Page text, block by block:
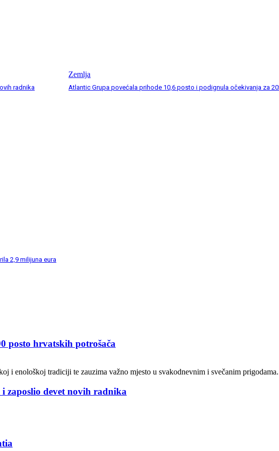
radnika
Zemlja
Atlantic Grupa povećala prihode 10,6 posto i podignula očekivanja za
2,9 milijuna eura
posto hrvatskih potrošača
i enološkoj tradiciji te zauzima važno mjesto u svakodnevnim i svečanim
zaposlio devet novih radnika